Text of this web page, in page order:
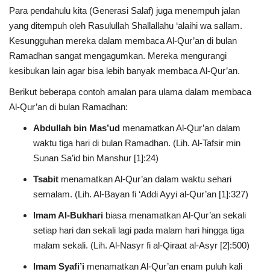
Para pendahulu kita (Generasi Salaf) juga menempuh jalan
yang ditempuh oleh Rasulullah Shallallahu ‘alaihi wa sallam.
Kesungguhan mereka dalam membaca Al-Qur’an di bulan
Ramadhan sangat mengagumkan. Mereka mengurangi
kesibukan lain agar bisa lebih banyak membaca Al-Qur’an.
Berikut beberapa contoh amalan para ulama dalam membaca
Al-Qur’an di bulan Ramadhan:
Abdullah bin Mas’ud menamatkan Al-Qur’an dalam
waktu tiga hari di bulan Ramadhan. (Lih. Al-Tafsir min
Sunan Sa’id bin Manshur [1]:24)
Tsabit menamatkan Al-Qur’an dalam waktu sehari
semalam. (Lih. Al-Bayan fi ‘Addi Ayyi al-Qur’an [1]:327)
Imam Al-Bukhari biasa menamatkan Al-Qur’an sekali
setiap hari dan sekali lagi pada malam hari hingga tiga
malam sekali. (Lih. Al-Nasyr fi al-Qiraat al-Asyr [2]:500)
Imam Syafi’i menamatkan Al-Qur’an enam puluh kali